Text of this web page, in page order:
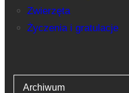
Zwierzęta
Życzenia i gratulacje
Archiwum